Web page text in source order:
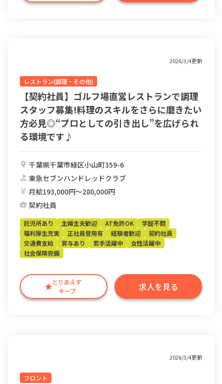
2026/3/4更新
レストラン(調理・その他)
【契約社員】ゴルフ場直営レストランで調理
スタッフ募集!料理のスキルをさらに磨きたい
方必見◎“プロとしての引き出し”を広げられ
る環境です♪
千葉県千葉市緑区小山町359-6
東急セブンハンドレッドクラブ
月給193,000円〜280,000円
契約社員
とりあえず
キープ
求人を見る
託児所あり 主婦主夫歓迎 AT免許OK
学歴不問
福利厚生充実
正社員登用有 経験者歓迎
契約社員
交通費支給
賞与あり 若手活躍中
女性活躍中
社会保険完備
2026/3/4更新
フロント